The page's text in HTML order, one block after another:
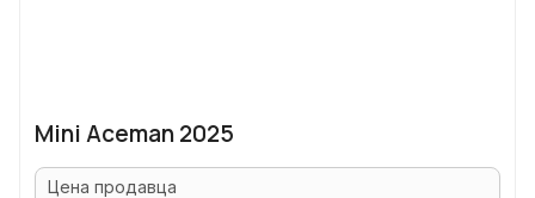
Mini Aceman 2025
Цена продавца